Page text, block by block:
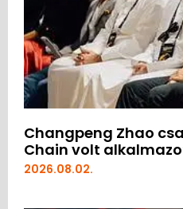
Changpeng Zhao
Chain volt
2026.08.02.